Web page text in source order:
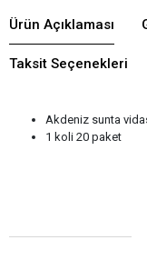
Ürün Açıklaması
Taksit Seçenekleri
Akdeniz sunta
1 koli 20 paket